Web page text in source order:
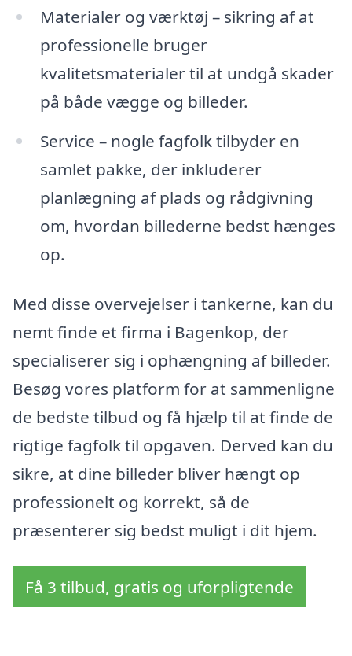
Materialer og værktøj – sikring af at
professionelle bruger
kvalitetsmaterialer til at undgå skader
på både vægge og billeder.
Service – nogle fagfolk tilbyder en
samlet pakke, der inkluderer
planlægning af plads og rådgivning
om, hvordan billederne bedst hænges
op.
Med disse overvejelser i tankerne, kan du
nemt finde et firma i Bagenkop, der
specialiserer sig i ophængning af billeder.
Besøg vores platform for at sammenligne
de bedste tilbud og få hjælp til at finde de
rigtige fagfolk til opgaven. Derved kan du
sikre, at dine billeder bliver hængt op
professionelt og korrekt, så de
præsenterer sig bedst muligt i dit hjem.
Få 3 tilbud, gratis og uforpligtende